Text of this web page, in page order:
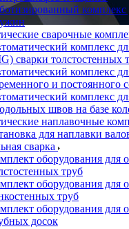
комплекс
сварочные
комплекс
сварки толстостенных
комплекс
и постоянного
комплекс
швов на базе
наплавочные
для наплавки
сварка
оборудования для
труб
оборудования для
труб
оборудования для
досок